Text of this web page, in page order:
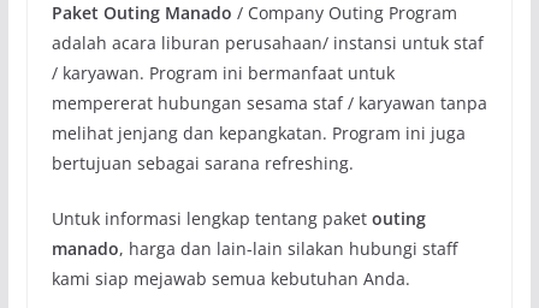
Paket Outing Manado / Company Outing Program
adalah acara liburan perusahaan/ instansi untuk staf
/ karyawan. Program ini bermanfaat untuk
mempererat hubungan sesama staf / karyawan tanpa
melihat jenjang dan kepangkatan. Program ini juga
bertujuan sebagai sarana refreshing.
Untuk informasi lengkap tentang paket outing
manado, harga dan lain-lain silakan hubungi staff
kami siap mejawab semua kebutuhan Anda.